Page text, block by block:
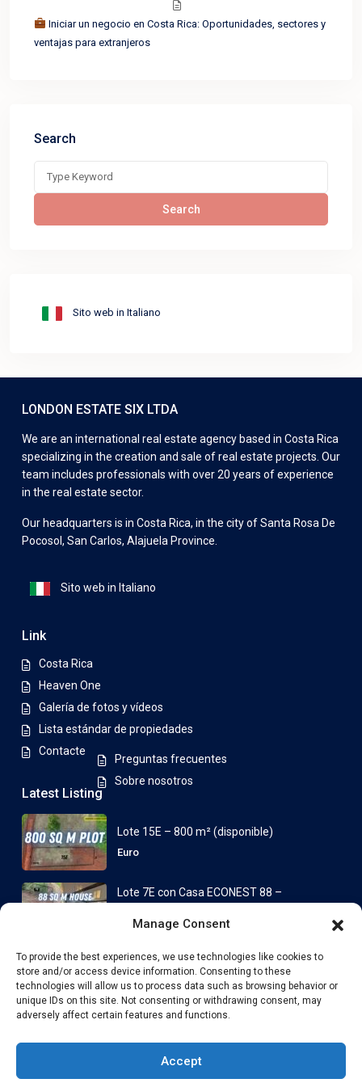
Manage Consent
To provide the best experiences, we use technologies like cookies to
store and/or access device information. Consenting to these
technologies will allow us to process data such as browsing behavior or
unique IDs on this site. Not consenting or withdrawing consent, may
adversely affect certain features and functions.
Accept
Iniciar un negocio en Costa Rica: Oportunidades, sectores y
ventajas para extranjeros
Search
Search
Sito web in Italiano
LONDON ESTATE SIX LTDA
We are an international real estate agency based in Costa Rica
specializing in the creation and sale of real estate projects. Our
team includes professionals with over 20 years of experience
in the real estate sector.
Our headquarters is in Costa Rica, in the city of Santa Rosa De
Pocosol, San Carlos, Alajuela Province.
Sito web in Italiano
Link
Costa Rica
Heaven One
Galería de fotos y vídeos
Lista estándar de propiedades
Contacte
Preguntas frecuentes
Sobre nosotros
Latest Listing
Lote 15E – 800 m² (disponible)
Euro
Lote 7E con Casa ECONEST 88 –
desde Euro
Copyright London Estate SIX LTDA. All Rights Reserved.
política de privacidad